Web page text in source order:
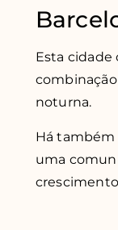
Esta
noturna.
Há
uma